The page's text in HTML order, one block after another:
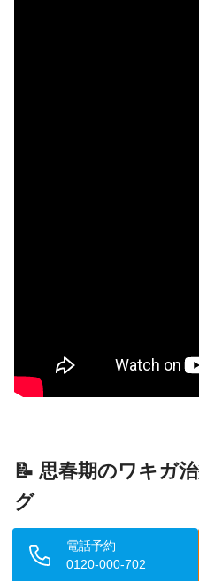
📝 思春期のワキガ
グ
思春期のお子様がワキガの
は、症状の程度や本人・保
電話予約
0120-000-702